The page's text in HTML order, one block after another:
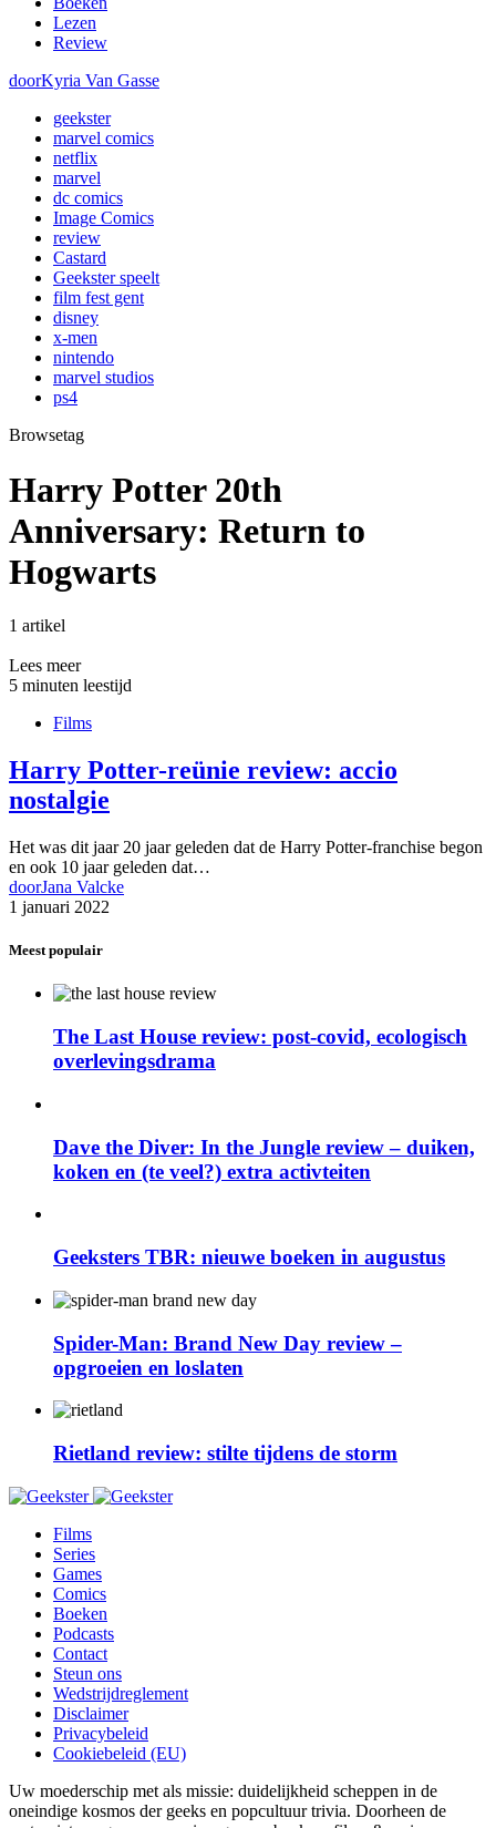
Lezen
Review
doorKyria Van Gasse
geekster
marvel comics
netflix
marvel
dc comics
Image Comics
review
Castard
Geekster speelt
film fest gent
disney
x-men
nintendo
marvel studios
ps4
Browsetag
Harry Potter 20th
Anniversary: Return to
Hogwarts
1 artikel
Lees meer
5 minuten leestijd
Films
Harry Potter-reünie review: accio
nostalgie
Het was dit jaar 20 jaar geleden dat de Harry Potter-franchise begon
en ook 10 jaar geleden dat…
doorJana Valcke
1 januari 2022
Meest populair
The Last House review: post-covid, ecologisch
overlevingsdrama
Dave the Diver: In the Jungle review – duiken,
koken en (te veel?) extra activteiten
Geeksters TBR: nieuwe boeken in augustus
Spider-Man: Brand New Day review –
opgroeien en loslaten
Rietland review: stilte tijdens de storm
Films
Series
Games
Comics
Boeken
Podcasts
Contact
Steun ons
Wedstrijdreglement
Disclaimer
Privacybeleid
Cookiebeleid (EU)
Uw moederschip met als missie: duidelijkheid scheppen in de
oneindige kosmos der geeks en popcultuur trivia. Doorheen de